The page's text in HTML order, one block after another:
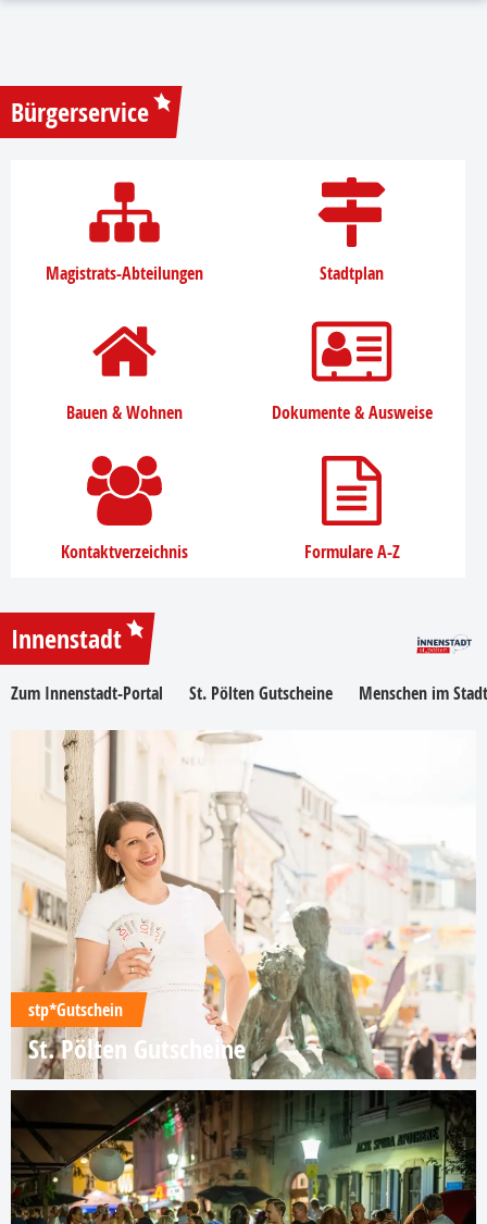
Bürgerservice
Magistrats-Abteilungen Stadtplan
Bauen & Wohnen Dokumente & Ausweise
Kontaktverzeichnis Formulare A-Z
Innenstadt
Zum Innenstadt-Portal St. Pölten Gutscheine Menschen im
stp*Gutschein
St. Pölten Gutscheine